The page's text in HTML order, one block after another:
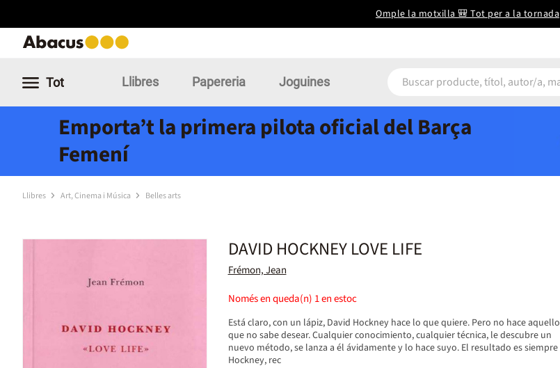
Omple la motxilla 🎒 Tot per a la tornada
Tot Llibres Papereria Joguines
Emporta’t la primera pilota oficial del Barça
Femení
Llibres Art, Cinema i Música Belles arts
DAVID HOCKNEY LOVE LIFE
Frémon, Jean
Només en queda(n) 1en estoc
Está claro, con un lápiz, David Hockney hace lo que quiere. Pero no hace aquello
que no sabe desear. Cualquier conocimiento, cualquier técnica, le descubre un
nuevo método, se lanza a él ávidamente y lo hace suyo. El resultado es siempre
Hockney, rec